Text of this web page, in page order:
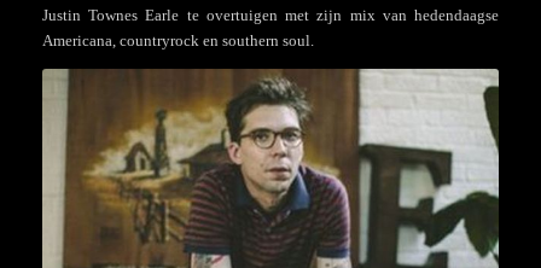
Justin Townes Earle te overtuigen met zijn mix van hedendaagse
Americana, countryrock en southern soul.